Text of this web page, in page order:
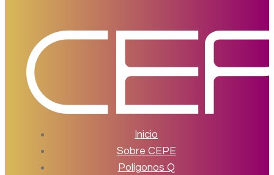
Inicio
Sobre CEPE
Polígonos Q